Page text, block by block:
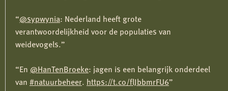
@sypwynia: Nederland heeft grote
verantwoordelijkheid voor de populaties van
weidevogels.
En @HanTenBroeke: jagen is een belangrijk onderdeel
van #natuurbeheer. https://t.co/flJbbmrFU6